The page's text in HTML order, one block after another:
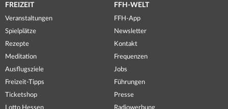
FREIZEIT
Veranstaltungen
Spielplätze
Rezepte
Meditation
Ausflugsziele
Freizeit-Tipps
Ticketshop
Lotto Hessen
FFH-WELT
FFH-App
Newsletter
Kontakt
Frequenzen
Jobs
Führungen
Presse
Radiowerbung